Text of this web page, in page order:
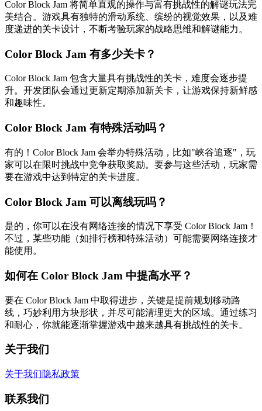
Color Block Jam 将简单直观的操作与富有挑战性的解谜玩法完
美结合。游戏具有独特的滑动系统、缤纷的视觉效果，以及难
度递进的关卡设计，不断考验玩家的战略思维和解谜能力。
Color Block Jam 有多少关卡？
Color Block Jam 包含大量具有挑战性的关卡，难度会逐步提
升。开发团队会通过更新定期添加新关卡，让游戏保持新鲜感
和趣味性。
Color Block Jam 有特殊活动吗？
有的！Color Block Jam 会举办特殊活动，比如"峡谷追逐"，玩
家可以在限时挑战中竞争获取奖励。要参与这些活动，玩家需
要在游戏中达到特定的关卡进度。
Color Block Jam 可以离线玩吗？
是的，你可以在没有网络连接的情况下享受 Color Block Jam！
不过，某些功能（如排行榜和特殊活动）可能需要网络连接才
能使用。
如何在 Color Block Jam 中提高水平？
要在 Color Block Jam 中取得进步，关键是提前规划移动路
线，巧妙利用方块形状，并尽可能清理更大的区域。通过练习
和耐心，你就能逐渐掌握游戏中越来越具有挑战性的关卡。
关于我们
关于我们隐私政策
联系我们